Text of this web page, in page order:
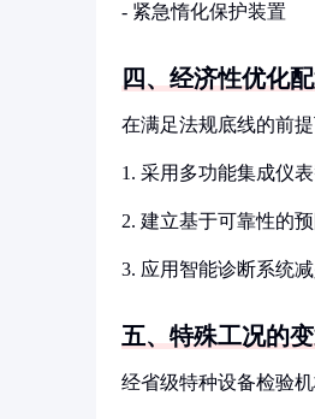
- 紧急惰化保护装置
四、经济性优化
在满足法规底线的前
1. 采用多功能集成仪
2. 建立基于可靠性的
3. 应用智能诊断系统
五、特殊工况的
经省级特种设备检验